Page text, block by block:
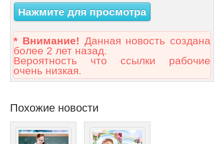
Нажмите для просмотра
* Внимание! Данная новость создана
более 2 лет назад.
Вероятность что ссылки рабочие
очень низкая.
Похожие новости